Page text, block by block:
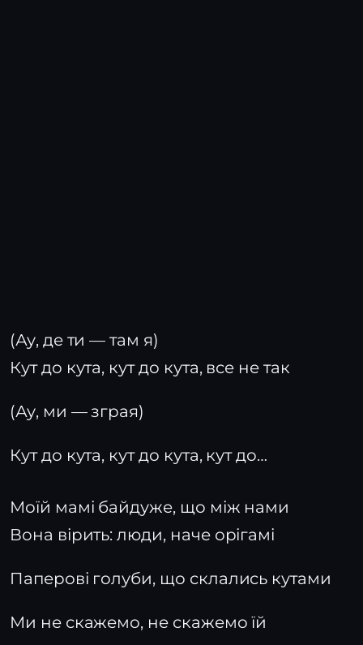
(Ау, де ти — там я)
Кут до кута, кут до кута, все не так
(Ау, ми — зграя)
Кут до кута, кут до кута, кут до…
Моїй мамі байдуже, що між нами
Вона вірить: люди, наче орігамі
Паперові голуби, що склались кутами
Ми не скажемо, не скажемо їй